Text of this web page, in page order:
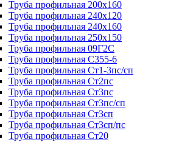
Труба профильная 200х160
Труба профильная 240х120
Труба профильная 240х160
Труба профильная 250х150
Труба профильная 09Г2С
Труба профильная С355-6
Труба профильная Ст1-3пс/сп
Труба профильная Ст2пс
Труба профильная Ст3пс
Труба профильная Ст3пс/сп
Труба профильная Ст3сп
Труба профильная Ст3сп/пс
Труба профильная Ст20